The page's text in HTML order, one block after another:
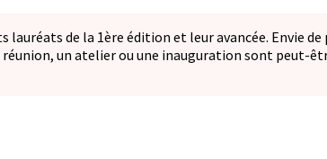
de la 1ère édition et leur avancée. Envie de
dans un nouvel onglet)
réunion, un atelier ou une inauguration sont peut-